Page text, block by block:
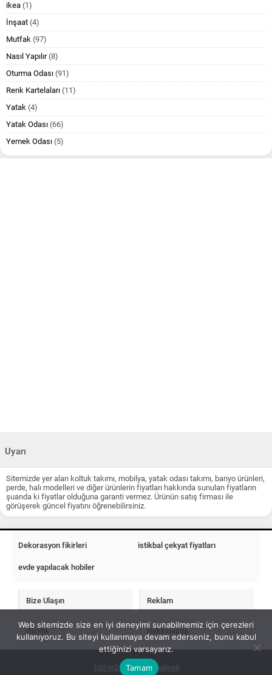
ikea (1)
İnşaat (4)
Mutfak (97)
Nasıl Yapılır(8)
Oturma Odası (91)
Renk Kartelaları (11)
Yatak (4)
Yatak Odası (66)
Yemek Odası (5)
Uyarı
Sitemizde yer alan koltuk takımı, mobilya, yatak odası takımı, banyo ürünleri,
perde, halı modelleri ve diğer ürünlerin fiyatları hakkında sunulan fiyatların
şuanda ki fiyatlar olduğuna garanti vermez. Ürünün satış firması ile
görüşerek güncel fiyatını öğrenebilirsiniz.
Dekorasyon fikirleri istikbal çekyat fiyatları
evde yapılacak hobiler
Bize Ulaşın Reklam
Gizlilik Hakkımızda
100 m2 ev insaat maliyeti
Web sitemizde size en iyi deneyimi sunabilmemiz için çerezleri
kullanıyoruz. Bu siteyi kullanmaya devam ederseniz, bunu kabul
ettiğinizi varsayarız.
Tamam